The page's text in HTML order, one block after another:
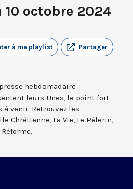
10 octobre 2024
Partager
à ma playlist
hebdomadaire
leurs Unes, le point fort
venir. Retrouvez les
Chrétienne, La Vie, Le Pèlerin,